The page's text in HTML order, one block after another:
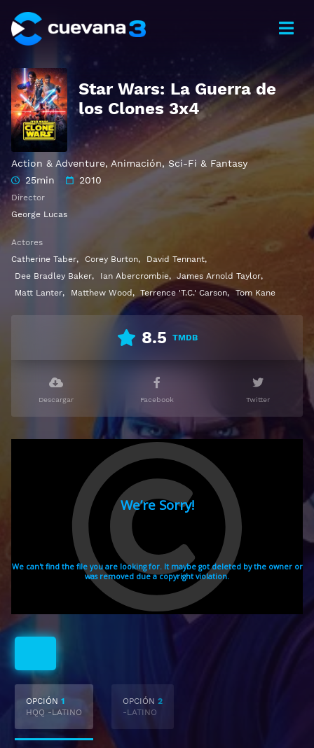
Star Wars: La Guerra de
los Clones 3x4
Action & Adventure, Animación,Sci-Fi & Fantasy
25min
2010
Director
George Lucas
Actores
Catherine Taber, Corey Burton, David Tennant,
Dee Bradley Baker, Ian Abercrombie, James Arnold Taylor,
Matt Lanter, Matthew Wood , Terrence 'T.C.' Carson, Tom Kane
8.5 TMDB
Descargar Facebook Twitter
OPCIÓN 1
HQQ -LATINO
OPCIÓN 2
-LATINO